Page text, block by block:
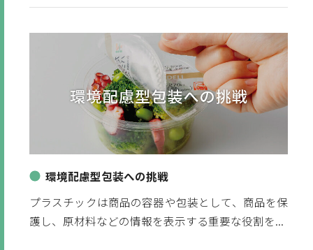
環境配慮型包装への挑戦
プラスチックは商品の容器や包装として、商品を保
護し、原材料などの情報を表示する重要な役割を...